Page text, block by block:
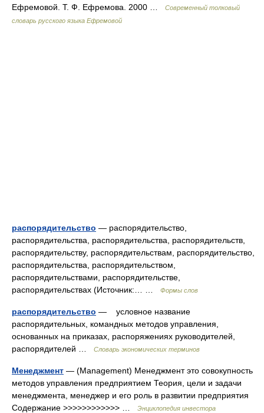
Ефремовой. Т. Ф. Ефремова. 2000 …
Современный толковый
словарь русского языка Ефремовой
распорядительство — распорядительство,
распорядительства, распорядительства, распорядительств,
распорядительству, распорядительствам, распорядительство,
распорядительства, распорядительством,
распорядительствами, распорядительстве,
распорядительствах (Источник:… …
Формы слов
распорядительство — условное название
распорядительных, командных методов управления,
основанных на приказах, распоряжениях руководителей,
распорядителей …
Словарь экономических терминов
Менеджмент — (Management) Менеджмент это совокупность
методов управления предприятием Теория, цели и задачи
менеджмента, менеджер и его роль в развитии предприятия
Содержание >>>>>>>>>>>> …
Энциклопедия инвестора